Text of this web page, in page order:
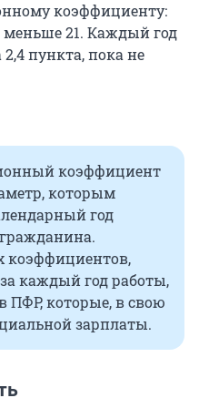
коэффициенту:
меньше 21. Каждый год
2,4 пункта, пока не
коэффициент
которым
год
коэффициентов,
каждый год работы,
ПФР, которые, в свою
зарплаты.